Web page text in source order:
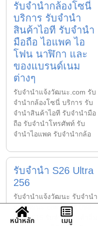
รับจำนำกล้องโซนี่
บริการ รับจำนำ
สินค้าไอที รับจำนำ
มือถือ ไอแพค ไอ
โฟน นาฬิกา และ
ของแบรนด์เนม
ต่างๆ
รับจํานําแจ้งวัฒนะ.com รับ
จำนำกล้องโซนี่ บริการ รับ
จำนำสินค้าไอที รับจำนำมือ
ถือ รับจำนำโทรศัพท์ รับ
จำนำไอแพค รับจำนำกล้อ
รับจำนำ S26 Ultra
256
รับจํานําแจ้งวัฒนะ รับจํานํา
แจ้งวัฒนะ.com เบอร์ 098
829 3515 รับจำนำสินค้าอื่นๆ
หน้าหลัก เมนู